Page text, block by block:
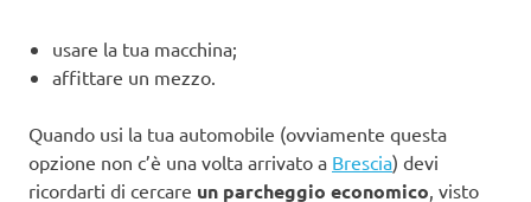
usare la tua macchina;
affittare un mezzo.
Quando usi la tua automobile (ovviamente questa
opzione non c’è una volta arrivato a Brescia) devi
ricordarti di cercare un parcheggio economico , visto